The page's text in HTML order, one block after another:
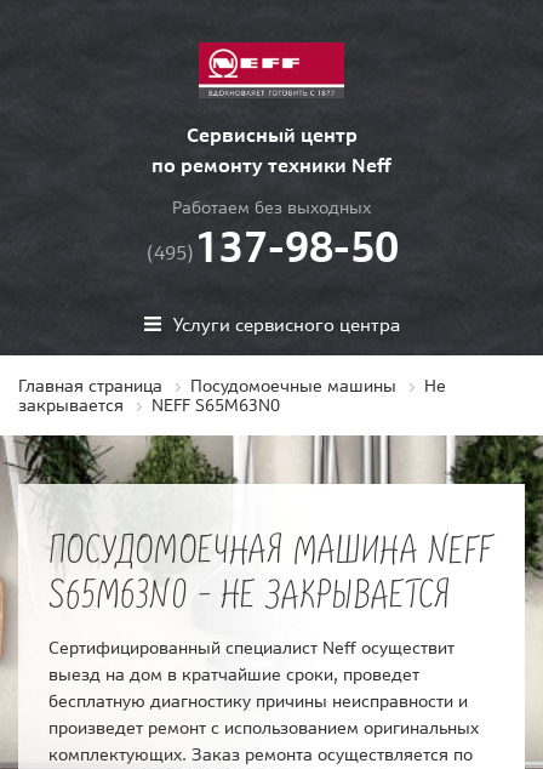
Сервисный центр
по ремонту техники Neff
Работаем без выходных
(495) 137-98-50
Услуги сервисного центра
Главная страница Посудомоечные машины
Не
закрывается
NEFF S65M63N0
ПОСУДОМОЕЧНАЯ МАШИНА NEFF
S65M63N0 - НЕ ЗАКРЫВАЕТСЯ
Сертифицированный специалист Neff осуществит
выезд на дом в кратчайшие сроки, проведет
бесплатную диагностику причины неисправности и
произведет ремонт с использованием оригинальных
комплектующих. Заказ ремонта осуществляется по